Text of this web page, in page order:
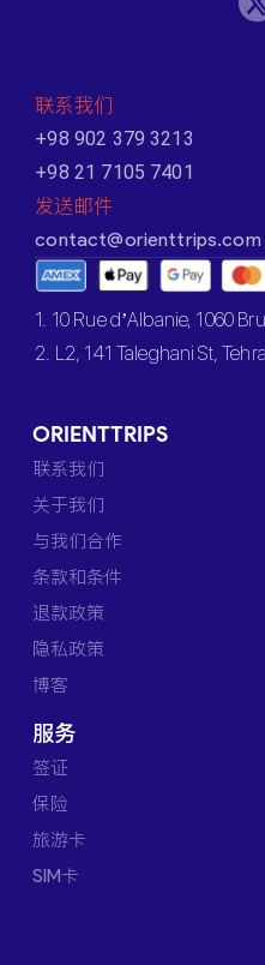
联系我们
+98 902 379 3213
+98 21 7105 7401
发送邮件
contact@orienttrips.com
1. 10 Rue d’Albanie, 1060
2. L2, 141 Taleghani St,
ORIENTTRIPS
联系我们
关于我们
与我们合作
条款和条件
退款政策
隐私政策
博客
服务
签证
保险
旅游卡
SIM卡